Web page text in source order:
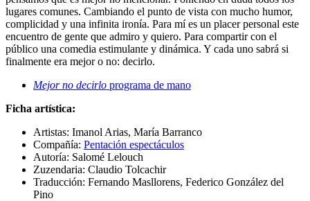
lugares comunes. Cambiando el punto de vista con mucho humor,
complicidad y una infinita ironía. Para mí es un placer personal este
encuentro de gente que admiro y quiero. Para compartir con el
público una comedia estimulante y dinámica. Y cada uno sabrá si
finalmente era mejor o no: decirlo.
Mejor no decirlo programa de mano
Ficha artística:
Artistas: Imanol Arias, María Barranco
Compañía: Pentación espectáculos
Autoría: Salomé Lelouch
Zuzendaria: Claudio Tolcachir
Traducción: Fernando Masllorens, Federico González del
Pino